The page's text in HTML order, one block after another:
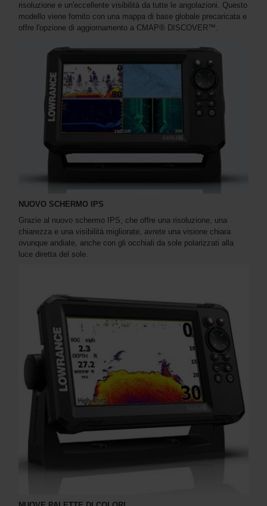
risoluzione e un'eccellente visibilità da tutte le angolazioni. Questo
modello viene fornito con una mappa di base globale precaricata e
offre l'opzione di aggiornamento a CMAP® DISCOVER™.
NUOVO SCHERMO IPS
Grazie al nuovo schermo IPS, che offre una risoluzione, una
chiarezza e una visibilità migliorate, avrete una visione chiara
ovunque andiate, anche con gli occhiali da sole polarizzati alla
luce diretta del sole.